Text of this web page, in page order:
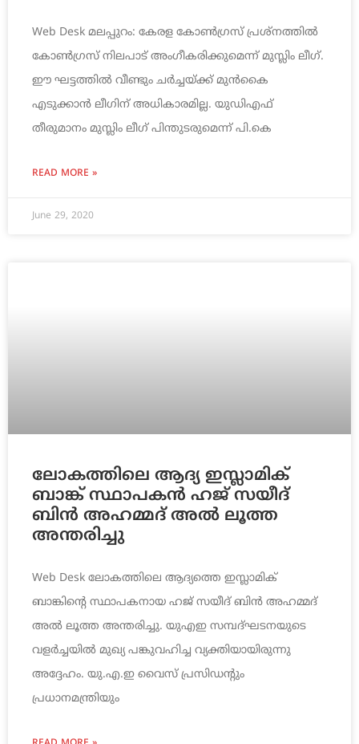
Web Desk മലപ്പുറം: കേരള കോണ്‍ഗ്രസ് പ്രശ്‌നത്തില്‍
കോണ്‍ഗ്രസ് നിലപാട് അംഗീകരിക്കുമെന്ന് മുസ്ലിം ലീഗ്.
ഈ ഘട്ടത്തില്‍ വീണ്ടും ചര്‍ച്ചയ്ക്ക് മുന്‍കൈ
എടുക്കാന്‍ ലീഗിന് അധികാരമില്ല. യുഡിഎഫ്
തീരുമാനം മുസ്ലിം ലീഗ് പിന്തുടരുമെന്ന് പി.കെ
READ MORE »
June 29, 2020
ലോകത്തിലെ ആദ്യ ഇസ്ലാമിക്
ബാങ്ക് സ്ഥാപകന്‍ ഹജ് സയീദ്
ബിന്‍ അഹമ്മദ് അല്‍ ലൂത്ത
അന്തരിച്ചു
Web Desk ലോകത്തിലെ ആദ്യത്തെ ഇസ്ലാമിക്
ബാങ്കിന്‍റെ സ്ഥാപകനായ ഹജ് സയീദ് ബിന്‍ അഹമ്മദ്
അല്‍ ലൂത്ത അന്തരിച്ചു. യുഎഇ സമ്പദ്ഘടനയുടെ
വളര്‍ച്ചയില്‍ മുഖ്യ പങ്കുവഹിച്ച വ്യക്തിയായിരുന്നു
അദ്ദേഹം. യു.എ.ഇ വൈസ് പ്രസിഡന്‍റും
പ്രധാനമന്ത്രിയും